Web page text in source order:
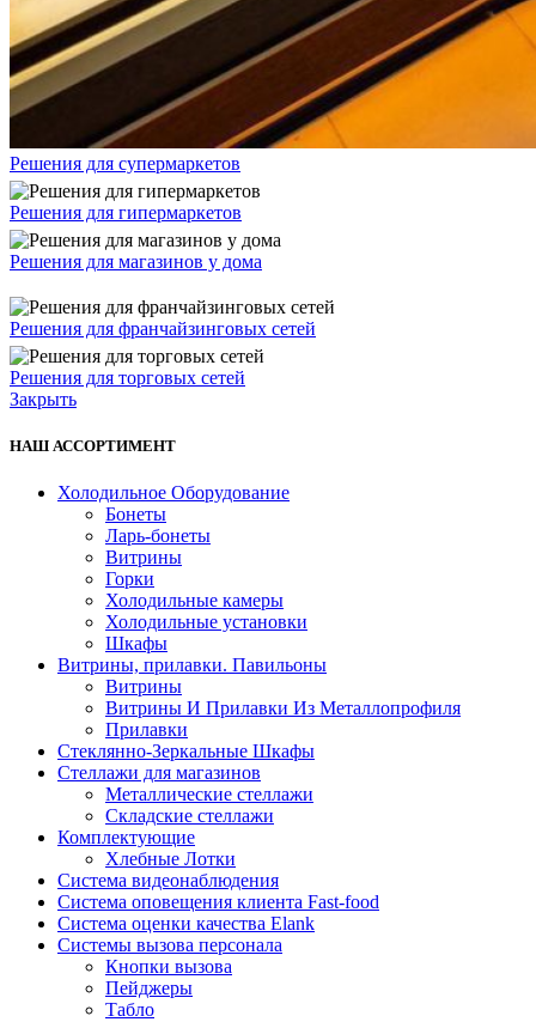
Решения для супермаркетов
Решения для гипермаркетов
Решения для магазинов у дома
Решения для франчайзинговых сетей
Решения для торговых сетей
Закрыть
НАШ АССОРТИМЕНТ
Холодильное Оборудование
Бонеты
Ларь-бонеты
Витрины
Горки
Холодильные камеры
Холодильные установки
Шкафы
Витрины, прилавки. Павильоны
Витрины
Витрины И Прилавки Из Металлопрофиля
Прилавки
Стеклянно-Зеркальные Шкафы
Стеллажи для магазинов
Металлические стеллажи
Складские стеллажи
Комплектующие
Хлебные Лотки
Система видеонаблюдения
Система оповещения клиента Fast-food
Система оценки качества Elank
Системы вызова персонала
Кнопки вызова
Пейджеры
Табло